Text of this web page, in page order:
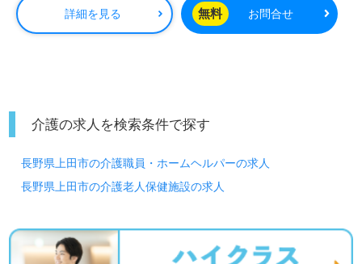
詳細を見る 無料 お問合せ
介護の求人を検索条件で探す
長野県上田市の介護職員・ホームヘルパーの求人
長野県上田市の介護老人保健施設の求人